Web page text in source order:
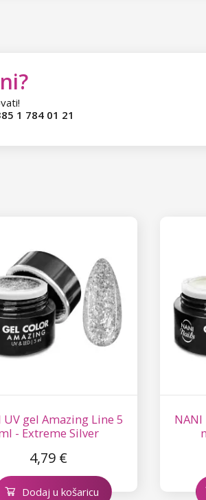
1 784 01 21
UV gel Amazing Line 5
- Extreme Silver
4,79 €
Dodaj u košaricu
NANI